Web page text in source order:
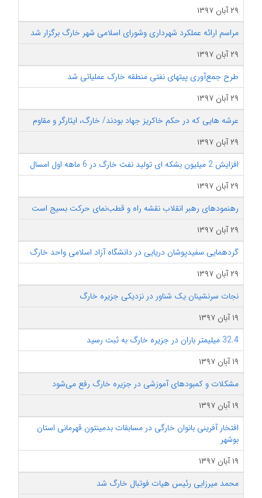
۲۹ آبان ۱۳۹۷
مراسم ارائه عملکرد شهرداری وشورای اسلامی شهر خارگ برگزار شد
۲۹ آبان ۱۳۹۷
طرح جمع‌آوری پیت‎های نفتی منطقه خارک عملیاتی شد
۲۹ آبان ۱۳۹۷
عرشه هایی که در حکم خاکریز جهاد بودند/ خارگ، ایثارگر و مقاوم
۲۹ آبان ۱۳۹۷
افزایش 2 میلیون بشکه ای تولید نفت خارگ در 6 ماهه اول امسال
۲۹ آبان ۱۳۹۷
رهنمودهای رهبر انقلاب نقشه راه و قطب‌نمای حرکت بسیج است
۲۹ آبان ۱۳۹۷
گردهمایی سفیدپوشان دریایی در دانشگاه آزاد اسلامی واحد خارگ
۲۹ آبان ۱۳۹۷
نجات سرنشینان یک شناور در نزدیکی جزیره خارگ
۱۹ آبان ۱۳۹۷
32.4 میلیمتر باران در جزیره خارگ به ثبت رسید
۱۹ آبان ۱۳۹۷
مشکلات و کمبودهای آموزشی در جزیره خارگ رفع می‌شود
۱۹ آبان ۱۳۹۷
افتخار آفرینی بانوان خارگی در مسابقات بدمینتون قهرمانی استان
بوشهر
۱۹ آبان ۱۳۹۷
محمد میرزایی رئیس هیات فوتبال خارگ شد